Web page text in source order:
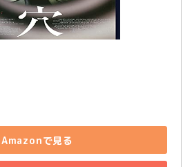
Amazonで見る